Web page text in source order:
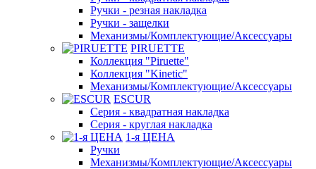
Ручки - резная накладка
Ручки - защелки
Механизмы/Комплектующие/Аксессуары
PIRUETTE
Коллекция "Piruette"
Коллекция "Kinetic"
Механизмы/Комплектующие/Аксессуары
ESCUR
Серия - квадратная накладка
Серия - круглая накладка
1-я ЦЕНА
Ручки
Механизмы/Комплектующие/Аксессуары